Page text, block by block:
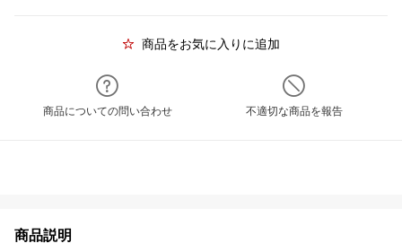
商品をお気に入りに追加
商品についての問い合わせ 不適切な商品を報告
商品説明